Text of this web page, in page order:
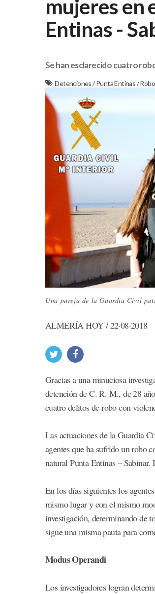
mujeres en
Entinas -
Se han esclarecido cuatro
Detenciones/Punta Entinas/
Una pareja de la Guardia Civil
ALMERÍA HOY / 22·08·2018
Gracias a una minuciosa
detención de C. R. M., de 28
cuatro delitos de robo con
Las actuaciones de la Guardia
agentes que ha sufrido un robo
natural Punta Entinas –
En los días siguientes los
mismo lugar y con el mismo
investigación, determinando de
sigue una misma pauta para
Modus Operandi
Los investigadores logran